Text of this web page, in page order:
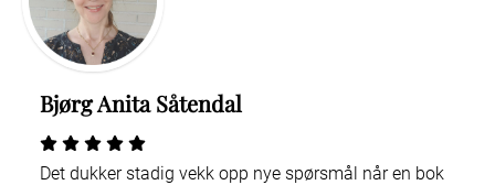
Bjørg Anita Såtendal
Det dukker stadig vekk opp nye spørsmål når en bok